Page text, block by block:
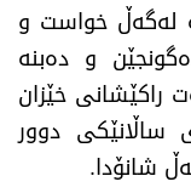
لەگەڵ خواست و
و دەبنە
راكێشانی خێزان
ساڵانێكی دوور
شانۆدا.